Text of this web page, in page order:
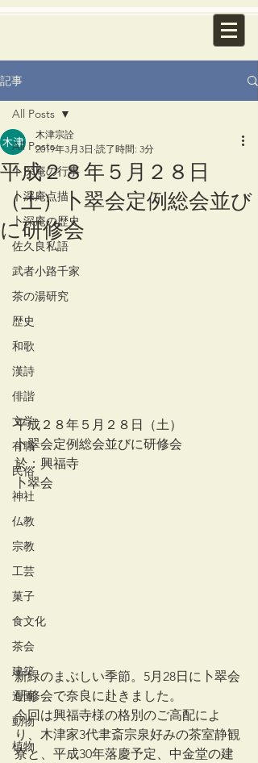
記事
All Posts
卜深庵の行事
卜深庵点描
卜深庵の歴史
佐久良私語
武者小路千家
茶の湯研究
歴史
和歌
漢詩
俳諧
文学
有職
民俗
神社
仏教
宗教
工芸
菓子
食文化
茶会
建築
造園
動物
植物
All Posts
平成２８年５月２８日
（土）卜翠会定例総会並び
に研修会
木津宗詮
2019年3月3日 読了時間: 3分
平成２８年５月２８日（土）
卜翠会定例総会並びに研修会
於：興福寺
卜翠会
新緑のまぶしい季節。5月28日に卜翠会
研修会で奈良に赴きました。
今回は興福寺様の格別のご高配によ
り、木津家3代聿斎宗泉好みの茶室静観
寮と、平成30年落慶予定、中金堂の建